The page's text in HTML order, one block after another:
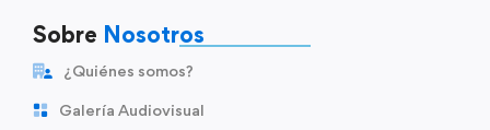
Sobre Nosotros
¿Quiénes somos?
Galería Audiovisual